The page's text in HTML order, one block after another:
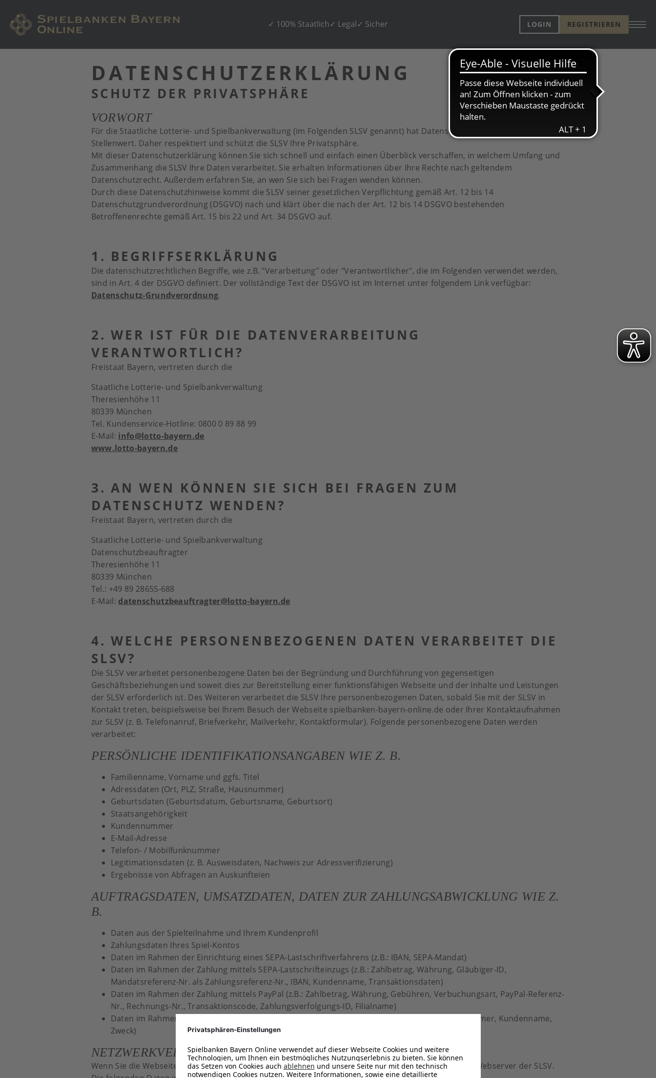
LOGIN REGISTRIEREN
✓ 100% Staatlich✓ Legal✓ Sicher
DATENSCHUTZERKLÄRUNG
SCHUTZ DER PRIVATSPHÄRE
VORWORT
Für die Staatliche Lotterie- und Spielbankverwaltung (im Folgenden SLSV genannt) hat Datenschutz einen besonders hohen
Stellenwert. Daher respektiert und schützt die SLSV Ihre Privatsphäre.
Mit dieser Datenschutzerklärung können Sie sich schnell und einfach einen Überblick verschaffen, in welchem Umfang und
Zusammenhang die SLSV Ihre Daten verarbeitet. Sie erhalten Informationen über Ihre Rechte nach geltendem
Datenschutzrecht. Außerdem erfahren Sie, an wen Sie sich bei Fragen wenden können.
Durch diese Datenschutzhinweise kommt die SLSV seiner gesetzlichen Verpflichtung gemäß Art. 12 bis 14
Datenschutzgrundverordnung (DSGVO) nach und klärt über die nach der Art. 12 bis 14 DSGVO bestehenden
Betroffenenrechte gemäß Art. 15 bis 22 und Art. 34 DSGVO auf.
1. BEGRIFFSERKLÄRUNG
Die datenschutzrechtlichen Begriffe, wie z.B. "Verarbeitung" oder "Verantwortlicher", die im Folgenden verwendet werden,
sind in Art. 4 der DSGVO definiert. Der vollständige Text der DSGVO ist im Internet unter folgendem Link verfügbar:
Datenschutz-Grundverordnung.
2. WER IST FÜR DIE DATENVERARBEITUNG
VERANTWORTLICH?
Freistaat Bayern, vertreten durch die
Staatliche Lotterie- und Spielbankverwaltung
Theresienhöhe 11
80339 München
Tel. Kundenservice-Hotline: 0800 0 89 88 99
E-Mail: info@lotto-bayern.de
www.lotto-bayern.de
3. AN WEN KÖNNEN SIE SICH BEI FRAGEN ZUM
DATENSCHUTZ WENDEN?
Freistaat Bayern, vertreten durch die
Staatliche Lotterie- und Spielbankverwaltung
Datenschutzbeauftragter
Theresienhöhe 11
80339 München
Tel.: +49 89 28655-688
E-Mail: datenschutzbeauftragter@lotto-bayern.de
4. WELCHE PERSONENBEZOGENEN DATEN VERARBEITET DIE
SLSV?
Die SLSV verarbeitet personenbezogene Daten bei der Begründung und Durchführung von gegenseitigen
Geschäftsbeziehungen und soweit dies zur Bereitstellung einer funktionsfähigen Webseite und der Inhalte und Leistungen
der SLSV erforderlich ist. Des Weiteren verarbeitet die SLSV Ihre personenbezogenen Daten, sobald Sie mit der SLSV in
Kontakt treten, beispielsweise bei Ihrem Besuch der Webseite spielbanken-bayern-online.de oder Ihrer Kontaktaufnahmen
zur SLSV (z. B. Telefonanruf, Briefverkehr, Mailverkehr, Kontaktformular). Folgende personenbezogene Daten werden
verarbeitet:
PERSÖNLICHE IDENTIFIKATIONSANGABEN WIE Z. B.
Familienname, Vorname und ggfs. Titel
Adressdaten (Ort, PLZ, Straße, Hausnummer)
Geburtsdaten (Geburtsdatum, Geburtsname, Geburtsort)
Staatsangehörigkeit
Kundennummer
E-Mail-Adresse
Telefon- / Mobilfunknummer
Legitimationsdaten (z. B. Ausweisdaten, Nachweis zur Adressverifizierung)
Ergebnisse von Abfragen an Auskunfteien
AUFTRAGSDATEN, UMSATZDATEN, DATEN ZUR ZAHLUNGSABWICKLUNG WIE Z.
B.
Daten aus der Spielteilnahme und Ihrem Kundenprofil
Zahlungsdaten Ihres Spiel-Kontos
Daten im Rahmen der Einrichtung eines SEPA-Lastschriftverfahrens (z.B.: IBAN, SEPA-Mandat)
Daten im Rahmen der Zahlung mittels SEPA-Lastschrifteinzugs (z.B.: Zahlbetrag, Währung, Gläubiger-ID,
Mandatsreferenz-Nr. als Zahlungsreferenz-Nr., IBAN, Kundenname, Transaktionsdaten)
Daten im Rahmen der Zahlung mittels PayPal (z.B.: Zahlbetrag, Währung, Gebühren, Verbuchungsart, PayPal-Referenz-
Nr., Rechnungs-Nr., Transaktionscode, Zahlungsverfolgungs-ID, Filialname)
Daten im Rahmen der Zahlung mittels Banküberweisung (z.B. Zahlbetrag, Währung, Kundennummer, Kundenname,
Zweck)
NETZWERKVERKEHRSDATEN
Wenn Sie die Webseite der SLSV aufrufen, übermitteln Sie über Ihren Internetbrowser Daten an den Webserver der SLSV.